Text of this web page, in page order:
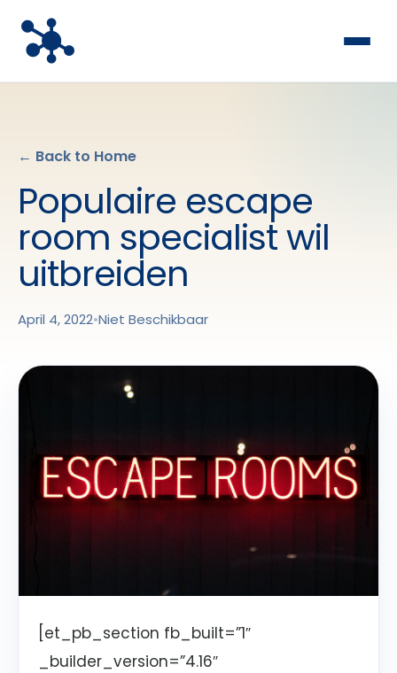
← Back to Home
Populaire escape
room specialist wil
uitbreiden
April 4, 2022•Niet Beschikbaar
[et_pb_section fb_built=”1″
_builder_version=”4.16″